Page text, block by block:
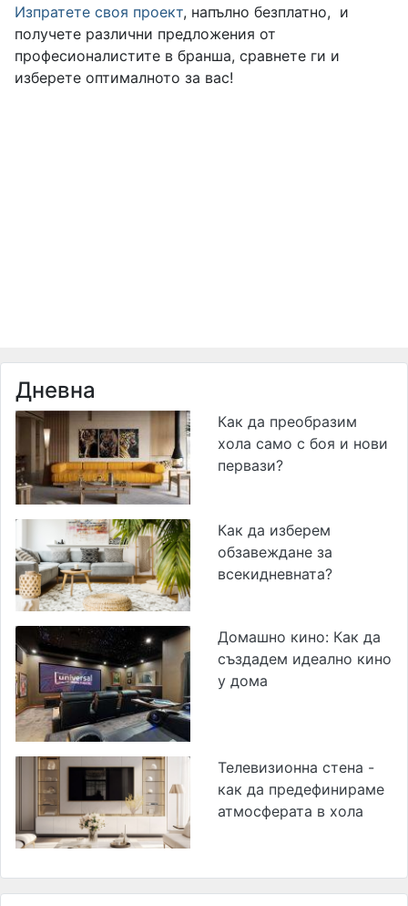
Изпратете своя проект, напълно безплатно, и
получете различни предложения от
професионалистите в бранша, сравнете ги и
изберете оптималното за вас!
Дневна
Как да преобразим
хола само с боя и нови
первази?
Как да изберем
обзавеждане за
всекидневната?
Домашно кино: Как да
създадем идеално кино
у дома
Телевизионна стена -
как да предефинираме
атмосферата в хола